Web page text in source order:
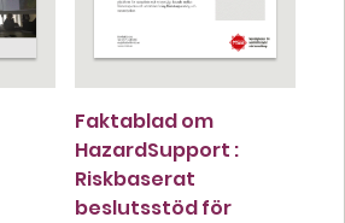
Faktablad om
HazardSupport :
Riskbaserat
beslutsstöd för